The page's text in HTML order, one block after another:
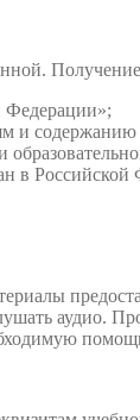
Федерации»;
содержанию
в Российской
аудио.